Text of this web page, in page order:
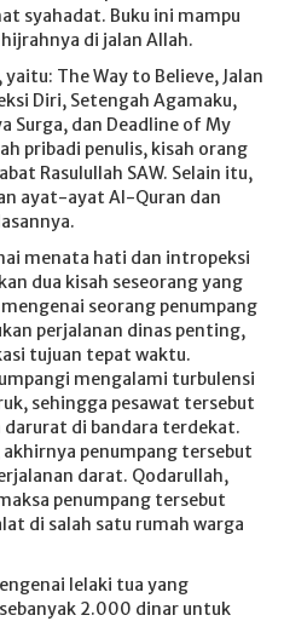
syahadat. Buku ini mampu
di jalan Allah.
The Way to Believe, Jalan
Diri, Setengah Agamaku,
Surga, dan Deadline of My
pribadi penulis, kisah orang
Rasulullah SAW. Selain itu,
ayat-ayat Al-Quran dan
menata hati dan intropeksi
dua kisah seseorang yang
seorang penumpang
perjalanan dinas penting,
tujuan tepat waktu.
mengalami turbulensi
sehingga pesawat tersebut
darurat di bandara terdekat.
penumpang tersebut
darat. Qodarullah,
penumpang tersebut
di salah satu rumah warga
lelaki tua yang
2.000 dinar untuk